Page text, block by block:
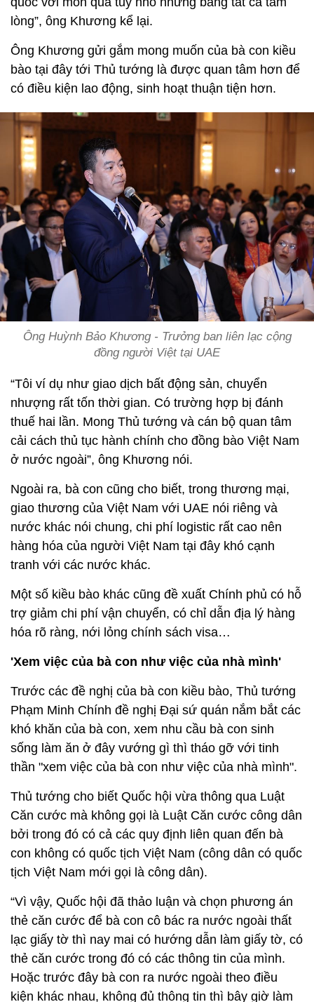
lòng”, ông Khương kể lại.
Ông Khương gửi gắm mong muốn của bà con kiều
bào tại đây tới Thủ tướng là được quan tâm hơn để
có điều kiện lao động, sinh hoạt thuận tiện hơn.
Ông Huỳnh Bảo Khương - Trưởng ban liên lạc cộng
đồng người Việt tại UAE
“Tôi ví dụ như giao dịch bất động sản, chuyển
nhượng rất tốn thời gian. Có trường hợp bị đánh
thuế hai lần. Mong Thủ tướng và cán bộ quan tâm
cải cách thủ tục hành chính cho đồng bào Việt Nam
ở nước ngoài”, ông Khương nói.
Ngoài ra, bà con cũng cho biết, trong thương mại,
giao thương của Việt Nam với UAE nói riêng và
nước khác nói chung, chi phí logistic rất cao nên
hàng hóa của người Việt Nam tại đây khó cạnh
tranh với các nước khác.
Một số kiều bào khác cũng đề xuất Chính phủ có hỗ
trợ giảm chi phí vận chuyển, có chỉ dẫn địa lý hàng
hóa rõ ràng, nới lỏng chính sách visa…
'Xem việc của bà con như việc của nhà mình'
Trước các đề nghị của bà con kiều bào, Thủ tướng
Phạm Minh Chính đề nghị Đại sứ quán nắm bắt các
khó khăn của bà con, xem nhu cầu bà con sinh
sống làm ăn ở đây vướng gì thì tháo gỡ với tinh
thần "xem việc của bà con như việc của nhà mình".
Thủ tướng cho biết Quốc hội vừa thông qua Luật
Căn cước mà không gọi là Luật Căn cước công dân
bởi trong đó có cả các quy định liên quan đến bà
con không có quốc tịch Việt Nam (công dân có quốc
tịch Việt Nam mới gọi là công dân).
“Vì vậy, Quốc hội đã thảo luận và chọn phương án
thẻ căn cước để bà con cô bác ra nước ngoài thất
lạc giấy tờ thì nay mai có hướng dẫn làm giấy tờ, có
thẻ căn cước trong đó có các thông tin của mình.
Hoặc trước đây bà con ra nước ngoài theo điều
kiện khác nhau, không đủ thông tin thì bây giờ làm